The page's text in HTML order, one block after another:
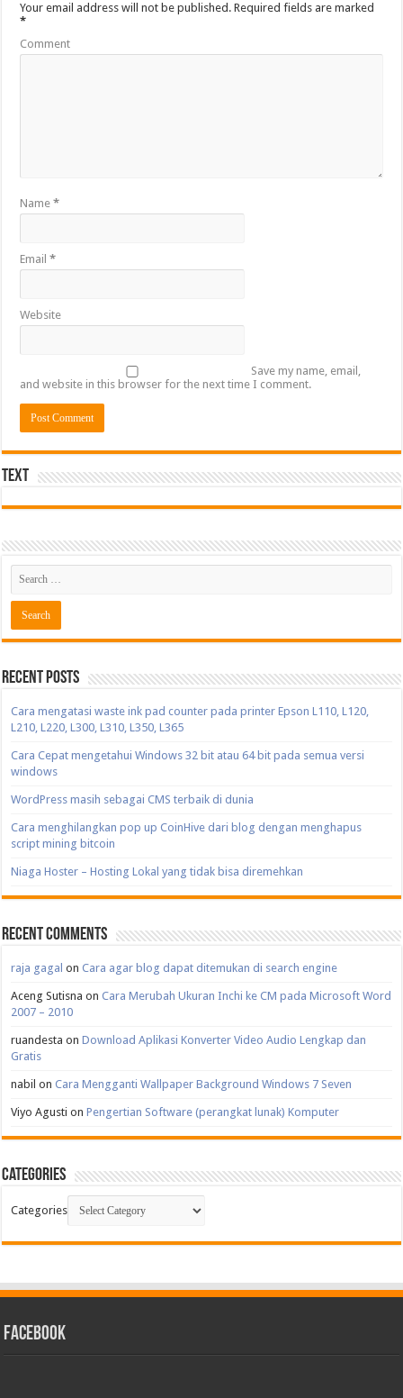
Your email address will not be published. Required fields are marked
*
Comment
Name*
Email*
Website
Save my name, email,
and website in this browser for the next time I comment.
Text
Recent Posts
Cara mengatasi waste ink pad counter pada printer Epson L110, L120,
L210, L220, L300, L310, L350, L365
Cara Cepat mengetahui Windows 32 bit atau 64 bit pada semua versi
windows
WordPress masih sebagai CMS terbaik di dunia
Cara menghilangkan pop up CoinHive dari blog dengan menghapus
script mining bitcoin
Niaga Hoster – Hosting Lokal yang tidak bisa diremehkan
Recent Comments
raja gagal onCara agar blog dapat ditemukan di search engine
Aceng Sutisna onCara Merubah Ukuran Inchi ke CM pada Microsoft Word
2007 – 2010
ruandesta onDownload Aplikasi Konverter Video Audio Lengkap dan
Gratis
nabil onCara Mengganti Wallpaper Background Windows 7 Seven
Viyo Agusti onPengertian Software (perangkat lunak) Komputer
Categories
Categories
facebook